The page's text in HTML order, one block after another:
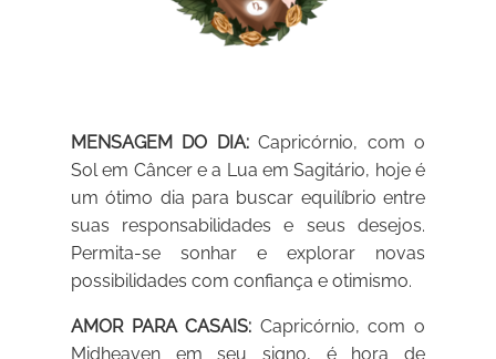
MENSAGEM DO DIA:Capricórnio, com o
Sol em Câncer e a Lua em Sagitário, hoje é
um ótimo dia para buscar equilíbrio entre
suas responsabilidades e seus desejos.
Permita-se sonhar e explorar novas
possibilidades com confiança e otimismo.
AMOR PARA CASAIS: Capricórnio, com o
Midheaven em seu signo, é hora de